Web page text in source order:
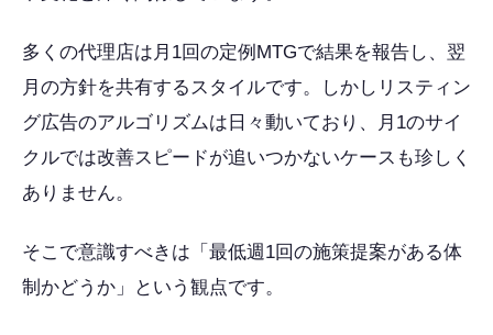
多くの代理店は月1回の定例MTGで結果を報告し、翌
月の方針を共有するスタイルです。しかしリスティン
グ広告のアルゴリズムは日々動いており、月1のサイ
クルでは改善スピードが追いつかないケースも珍しく
ありません。
そこで意識すべきは「最低週1回の施策提案がある体
制かどうか」という観点です。